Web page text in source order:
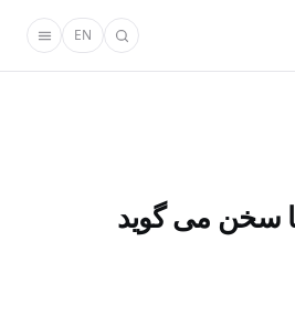
EN
سخن می گوید